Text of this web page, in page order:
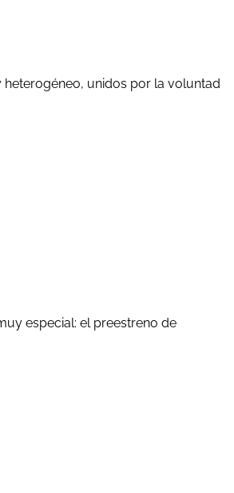
unidos por la voluntad
especial: el preestreno de